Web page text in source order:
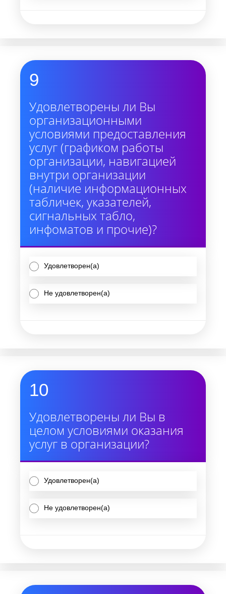
9
Удовлетворены ли Вы
организационными
условиями предоставления
услуг (графиком работы
организации, навигацией
внутри организации
(наличие информационных
табличек, указателей,
сигнальных табло,
инфоматов и прочие)?
Удовлетворен(а)
Не удовлетворен(а)
10
Удовлетворены ли Вы в
целом условиями оказания
услуг в организации?
Удовлетворен(а)
Не удовлетворен(а)